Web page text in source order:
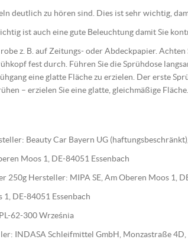
deutlich zu hören sind. Dies ist sehr wichtig,
ist auch eine gute Beleuchtung damit Sie
z. B. auf Zeitungs- oder Abdeckpapier.
fest durch. Führen Sie die Sprühdose
eine glatte Fläche zu erzielen. Der erste
– erzielen Sie eine glatte, gleichmäßige Fläche.
Beauty Car Bayern UG
Moos 1, DE-84051 Essenbach
Hersteller: MIPA SE, Am Oberen Moos 1,
DE-84051 Essenbach
62-300 Września
INDASA Schleifmittel GmbH, Monzastraße 4D,